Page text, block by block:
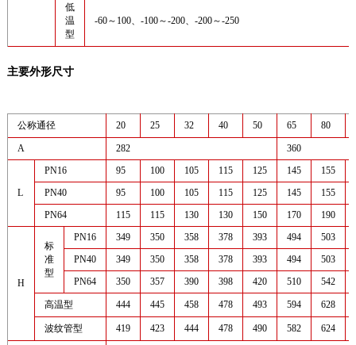
低
温
型
-60～100、-100～-200、-200～-250
主要外形尺寸
公称通径 20 25 32 40 50 65 80
A 282 360
L
PN16 95 100 105 115 125 145 155
PN40
95 100 105 115 125 145 155
PN64
115 115 130 130 150 170 190
H
标
准
型
PN16 349 350 358 378 393 494 503
PN40
349 350 358 378 393 494 503
PN64
350 357 390 398 420 510 542
高温型 444 445 458 478 493 594 628
波纹管型 419 423 444 478 490 582 624